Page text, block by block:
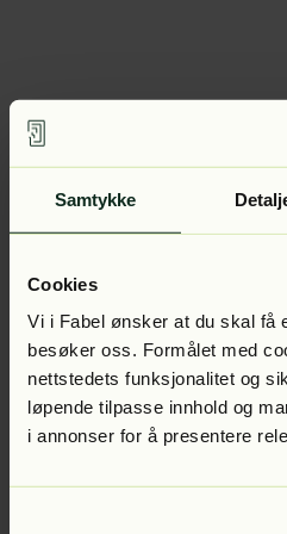
Samtykke
Cookies
Vi i Fabel ønsker at du skal få
besøker oss. Formålet med
nettstedets funksjonalitet og
løpende tilpasse innhold og
i annonser for å presentere